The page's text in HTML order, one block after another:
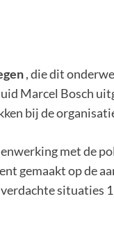
, die dit
Marcel Bosch
bij de
met de
gemaakt op de
situaties